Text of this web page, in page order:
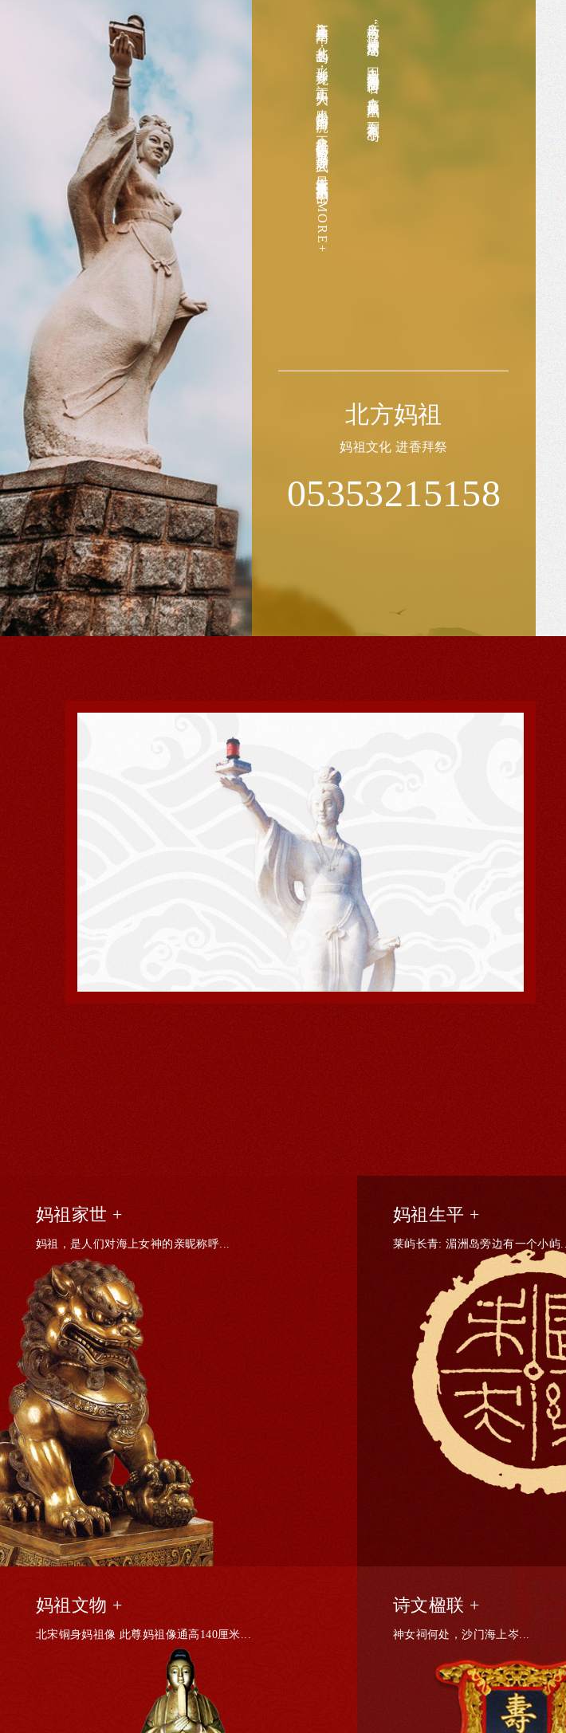
庙岛正东是南、北长山岛，形如青龙，正西为大、小黑山岛形如白虎，正北是砣矶岛（古称龟岛）形如玄武。显应宫坐落于凤凰颈部... MORE+ 庙岛古称“海神娘娘庙岛”，因岛上有妈祖庙而得名。庙岛形如凤凰，东侧有一小岛..
北方妈祖
妈祖文化 进香拜祭
05353215158
妈祖家世 +
妈祖，是人们对海上女神的亲昵称呼...
妈祖生平 +
莱屿长青: 湄洲岛旁边有一个小屿...
妈祖文物 +
北宋铜身妈祖像 此尊妈祖像通高140厘米...
诗文楹联 +
神女祠何处，沙门海上岑...